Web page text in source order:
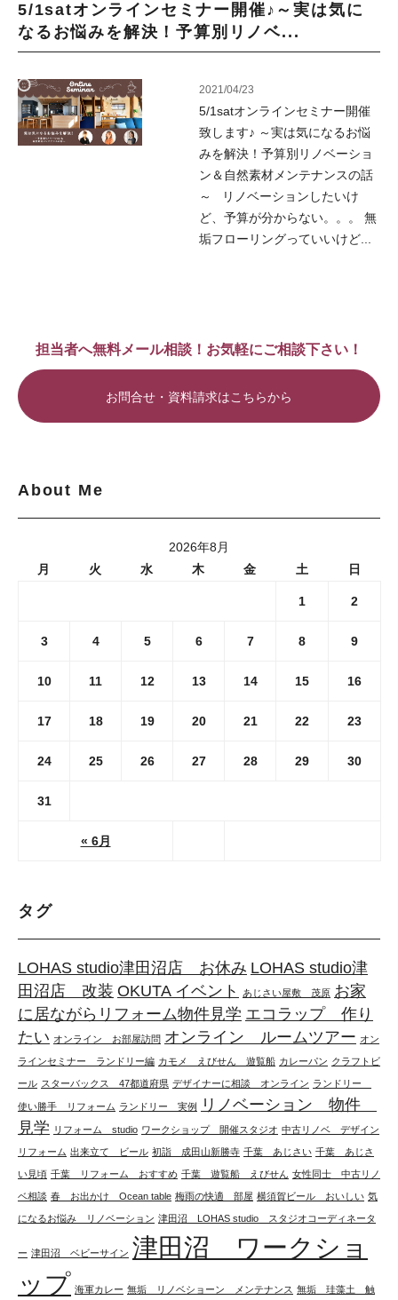
5/1satオンラインセミナー開催♪～実は気に
なるお悩みを解決！予算別リノベ...
2021/04/23
5/1satオンラインセミナー開催
致します♪ ～実は気になるお悩
みを解決！予算別リノベーショ
ン＆自然素材メンテナンスの話
～ リノベーションしたいけ
ど、予算が分からない。。。 無
垢フローリングっていいけど...
担当者へ無料メール相談！お気軽にご相談下さい！
お問合せ・資料請求はこちらから
About Me
2026年8月
月
火 水 木 金 土 日
« 6月
1 2
3 4 5 6 7 8 9
10 11 12 13 14 15 16
17 18 19 20 21 22 23
24 25 26 27 28 29 30
31
タグ
LOHAS studio津田沼店 お休み LOHAS studio津
田沼店 改装 OKUTA イベント あじさい屋敷 茂原 お家
に居ながらリフォーム物件見学 エコラップ 作り
たい オンライン お部屋訪問 オンライン ルームツアー オン
ラインセミナー ランドリー編 カモメ えびせん 遊覧船 カレーパン クラフトビ
ール スターバックス 47都道府県 デザイナーに相談 オンライン ランドリー
使い勝手 リフォーム ランドリー 実例
リノベーション 物件
見学 リフォーム studio ワークショップ 開催スタジオ 中古リノベ デザイン
リフォーム 出来立て ビール 初詣 成田山新勝寺 千葉 あじさい 千葉 あじさ
い見頃 千葉 リフォーム おすすめ 千葉 遊覧船 えびせん 女性同士 中古リノ
ベ相談 春 お出かけ Ocean table 梅雨の快適 部屋 横須賀ビール おいしい 気
になるお悩み リノベーション 津田沼 LOHAS studio スタジオコーディネータ
ー 津田沼 ベビーサイン 津田沼 ワークショ
ップ 海軍カレー 無垢 リノベショーン メンテナンス 無垢 珪藻土 触